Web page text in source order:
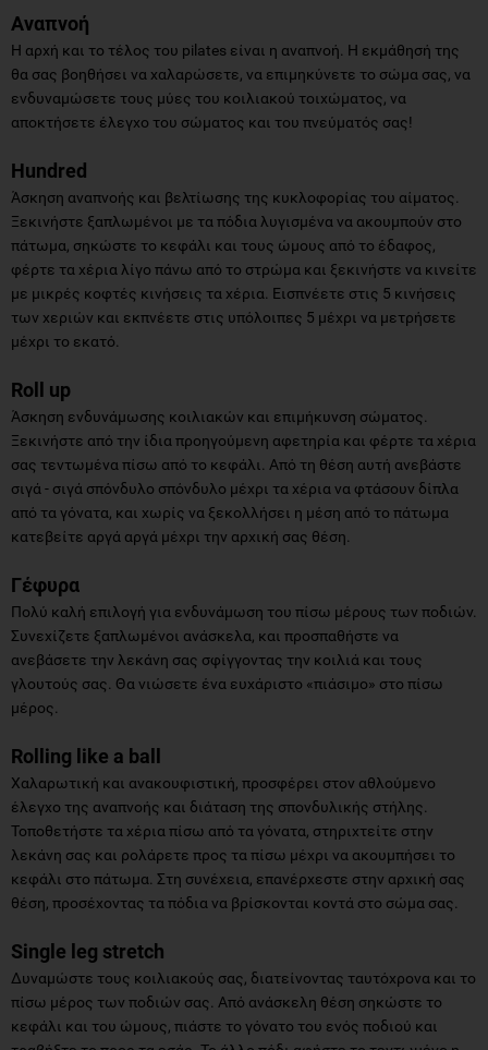
Αναπνοή
Η αρχή και το τέλος του pilates είναι η αναπνοή. Η εκμάθησή της
θα σας βοηθήσει να χαλαρώσετε, να επιμηκύνετε το σώμα σας, να
ενδυναμώσετε τους μύες του κοιλιακού τοιχώματος, να
αποκτήσετε έλεγχο του σώματος και του πνεύματός σας!
Hundred
Άσκηση αναπνοής και βελτίωσης της κυκλοφορίας του αίματος.
Ξεκινήστε ξαπλωμένοι με τα πόδια λυγισμένα να ακουμπούν στο
πάτωμα, σηκώστε το κεφάλι και τους ώμους από το έδαφος,
φέρτε τα χέρια λίγο πάνω από το στρώμα και ξεκινήστε να κινείτε
με μικρές κοφτές κινήσεις τα χέρια. Εισπνέετε στις 5 κινήσεις
των χεριών και εκπνέετε στις υπόλοιπες 5 μέχρι να μετρήσετε
μέχρι το εκατό.
Roll up
Άσκηση ενδυνάμωσης κοιλιακών και επιμήκυνση σώματος.
Ξεκινήστε από την ίδια προηγούμενη αφετηρία και φέρτε τα χέρια
σας τεντωμένα πίσω από το κεφάλι. Από τη θέση αυτή ανεβάστε
σιγά - σιγά σπόνδυλο σπόνδυλο μέχρι τα χέρια να φτάσουν δίπλα
από τα γόνατα, και χωρίς να ξεκολλήσει η μέση από το πάτωμα
κατεβείτε αργά αργά μέχρι την αρχική σας θέση.
Γέφυρα
Πολύ καλή επιλογή για ενδυνάμωση του πίσω μέρους των ποδιών.
Συνεχίζετε ξαπλωμένοι ανάσκελα, και προσπαθήστε να
ανεβάσετε την λεκάνη σας σφίγγοντας την κοιλιά και τους
γλουτούς σας. Θα νιώσετε ένα ευχάριστο «πιάσιμο» στο πίσω
μέρος.
Rolling like a ball
Χαλαρωτική και ανακουφιστική, προσφέρει στον αθλούμενο
έλεγχο της αναπνοής και διάταση της σπονδυλικής στήλης.
Τοποθετήστε τα χέρια πίσω από τα γόνατα, στηριχτείτε στην
λεκάνη σας και ρολάρετε προς τα πίσω μέχρι να ακουμπήσει το
κεφάλι στο πάτωμα. Στη συνέχεια, επανέρχεστε στην αρχική σας
θέση, προσέχοντας τα πόδια να βρίσκονται κοντά στο σώμα σας.
Single leg stretch
Δυναμώστε τους κοιλιακούς σας, διατείνοντας ταυτόχρονα και το
πίσω μέρος των ποδιών σας. Από ανάσκελη θέση σηκώστε το
κεφάλι και του ώμους, πιάστε το γόνατο του ενός ποδιού και